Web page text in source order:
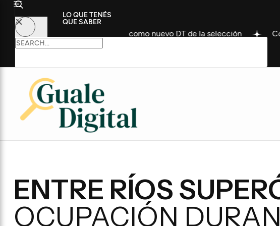
LO QUE TENÉS
QUE SABER
histórico futbolista como nuevo DT de la selección Convocan a un
ENTRE RÍOS
OCUPACIÓN